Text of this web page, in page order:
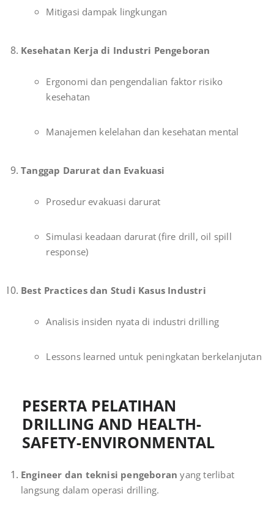
Mitigasi dampak lingkungan
Kesehatan Kerja di Industri Pengeboran
Ergonomi dan pengendalian faktor risiko
kesehatan
Manajemen kelelahan dan kesehatan mental
Tanggap Darurat dan Evakuasi
Prosedur evakuasi darurat
Simulasi keadaan darurat (fire drill, oil spill
response)
Best Practices dan Studi Kasus Industri
Analisis insiden nyata di industri drilling
Lessons learned untuk peningkatan berkelanjutan
PESERTA PELATIHAN
DRILLING AND HEALTH-
SAFETY-ENVIRONMENTAL
Engineer dan teknisi pengeboran yang terlibat
langsung dalam operasi drilling.